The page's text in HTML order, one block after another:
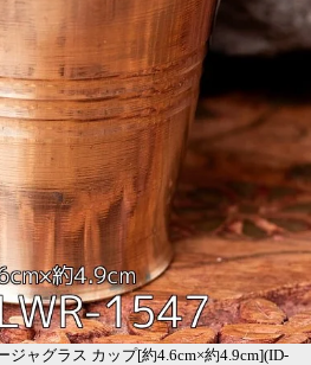
ジャグラス カップ[約4.6cm×約4.9cm](ID-